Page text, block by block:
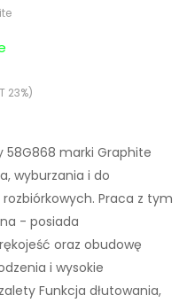
23%)
58G868 marki Graphite
wyburzania i do
Praca z tym
- posiada
oraz obudowę
i wysokie
Funkcja dłutowania,